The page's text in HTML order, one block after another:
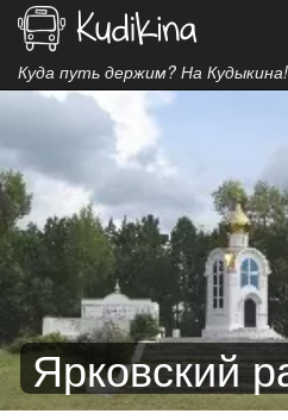
Куда путь держим? На Кудыкина!
Ярковский